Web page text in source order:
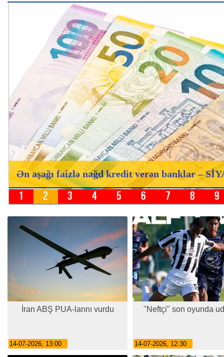
Ən aşağı faizlə nağd kredit verən banklar –
1 2 3 4 5 6 7 8 9
İran ABŞ PUA-larını vurdu
14-07-2026, 13:00
"Neftçi" son oyunda
14-07-2026, 12:30